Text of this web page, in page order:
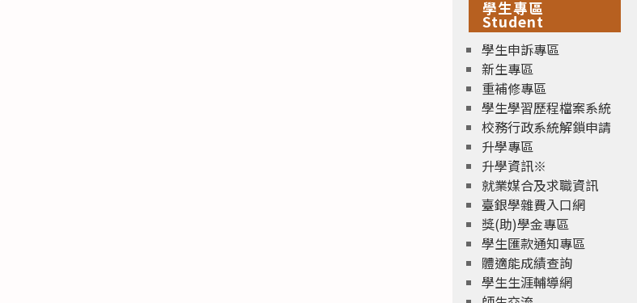
學生專區
Student
學生申訴專區
新生專區
重補修專區
學生學習歷程檔案系統
校務行政系統解鎖申請
升學專區
升學資訊※
就業媒合及求職資訊
臺銀學雜費入口網
獎(助)學金專區
學生匯款通知專區
體適能成績查詢
學生生涯輔導網